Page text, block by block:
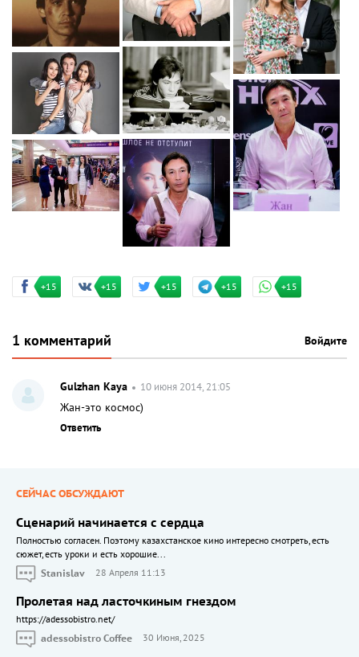
+15 +15 +15 +15 +15
1 комментарий Войдите
Gulzhan Kaya 10 июня 2014, 21:05
Жан-это космос)
Ответить
СЕЙЧАС ОБСУЖДАЮТ
Сценарий начинается с сердца
Полностью согласен. Поэтому казахстанское кино интересно смотреть, есть
сюжет, есть уроки и есть хорошие...
Stanislav
28 Апреля 11:13
Пролетая над ласточкиным гнездом
https://adessobistro.net/
adessobistro Coffee
30 Июня, 2025